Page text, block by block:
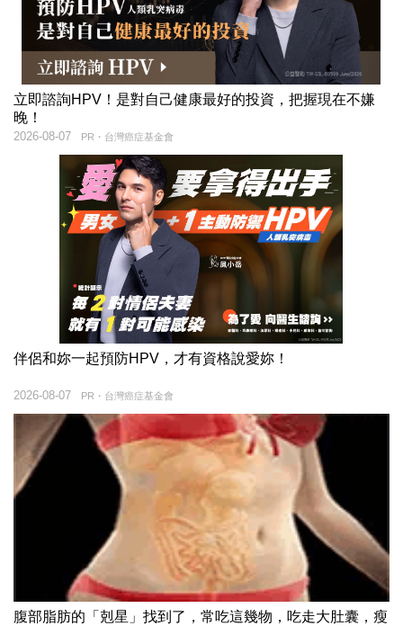
立即諮詢HPV！是對自己健康最好的投資，把握現在不嫌
晚！
PR・台灣癌症基金會
2026-08-07
伴侶和妳一起預防HPV，才有資格說愛妳！
PR・台灣癌症基金會
2026-08-07
腹部脂肪的「剋星」找到了，常吃這幾物，吃走大肚囊，瘦